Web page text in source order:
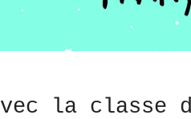
vec la classe